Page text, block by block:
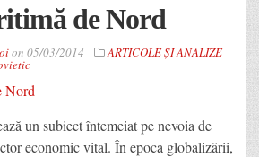
de Nord
on 05/03/2014 ARTICOLE ȘI ANALIZE
un subiect întemeiat pe nevoia de
economic vital. În epoca globalizării,